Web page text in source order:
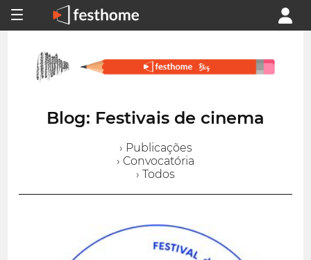
Blog: Festivais de cinema
› Publicações
› Convocatória
› Todos